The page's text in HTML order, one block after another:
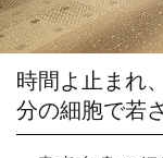
時間よ止まれ
分の細胞で若